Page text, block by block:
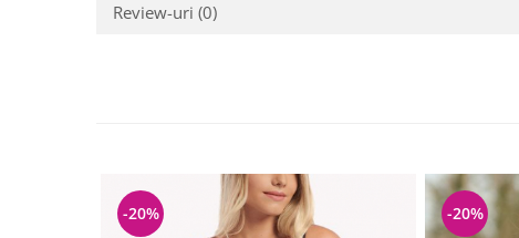
Review-uri (0)
-20% -20%